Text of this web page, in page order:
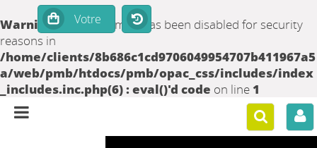
Warning: set_time_limit() has been disabled for security
reasons in
/home/clients/8b686c1cd9706049954707b411967a5
a/web/pmb/htdocs/pmb/opac_css/includes/index
_includes.inc.php(6) : eval()'d code on line 1